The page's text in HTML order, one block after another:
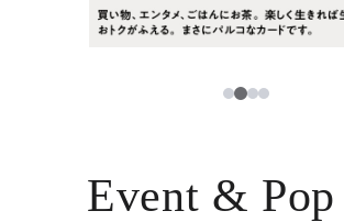
123
Event &